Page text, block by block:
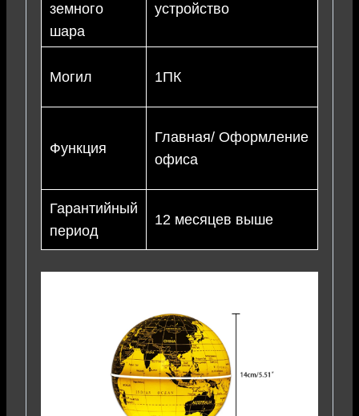
земного
шара
устройство
Могил 1ПК
Функция
Главная/ Оформление
офиса
Гарантийный
период
12 месяцев выше